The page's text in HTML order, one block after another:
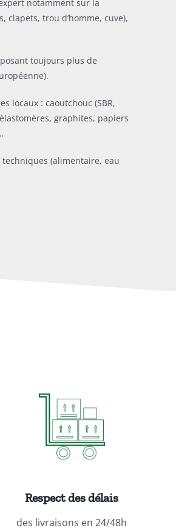
notamment sur la
trou d’homme, cuve),
toujours plus de
locaux : caoutchouc (SBR,
graphites, papiers
(alimentaire, eau
Respect des délais
des livraisons en 24/48h